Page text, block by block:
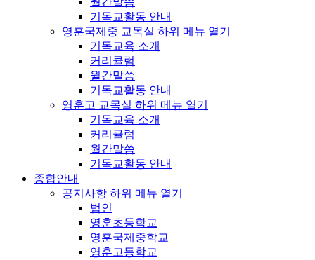
기독교활동 안내
영훈국제중 교목실 하위 메뉴 열기
기독교육 소개
커리큘럼
월간말씀
기독교활동 안내
영훈고 교목실 하위 메뉴 열기
기독교육 소개
커리큘럼
월간말씀
기독교활동 안내
종합안내
공지사항 하위 메뉴 열기
법인
영훈초등학교
영훈국제중학교
영훈고등학교